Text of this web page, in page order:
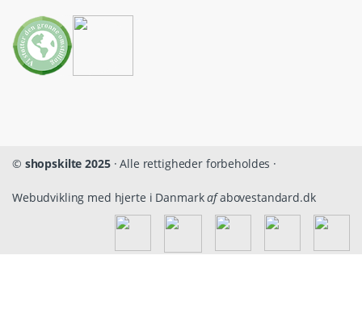
© shopskilte 2025· Alle rettigheder forbeholdes ·
Webudvikling med hjerte i Danmarkafabovestandard.dk